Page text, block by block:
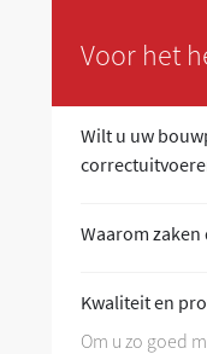
Voor het
Wilt u uw
Waarom zaken
Kwaliteit en
Om u zo goed